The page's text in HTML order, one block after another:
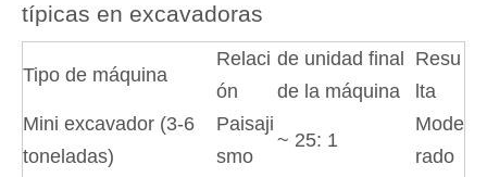
típicas en excavadoras
Tipo de máquina
Relaci
ón
de unidad final
de la máquina
Resu
lta
Mini excavador (3-6
toneladas)
Paisaji
smo
~ 25: 1
Mode
rado